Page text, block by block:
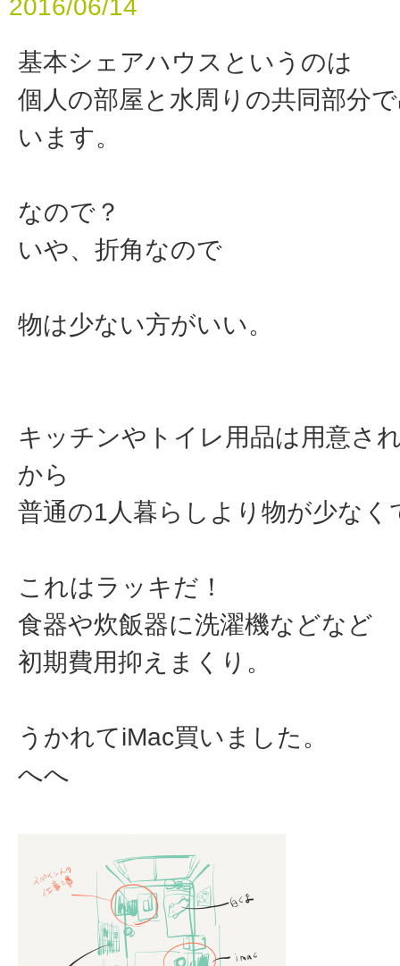
2016/06/14
基本シェアハウスというのは
個人の部屋と水周りの共同部分
います。
なので？
いや、折角なので
物は少ない方がいい。
キッチンやトイレ用品は用意さ
から
普通の1人暮らしより物が少なく
これはラッキだ！
食器や炊飯器に洗濯機などなど
初期費用抑えまくり。
うかれてiMac買いました。
へへ